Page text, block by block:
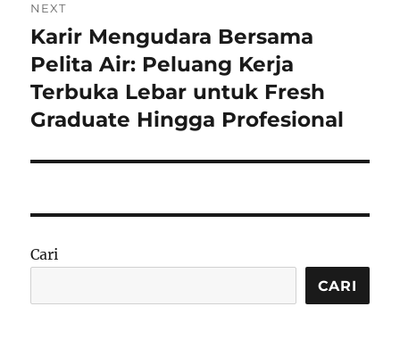
NEXT
Next
post:
Karir Mengudara Bersama
Pelita Air: Peluang Kerja
Terbuka Lebar untuk Fresh
Graduate Hingga Profesional
Cari
CARI